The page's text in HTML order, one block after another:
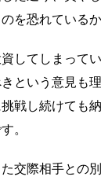
を恐れているか
してしまって
という意見も
戦し続けても
。
交際相手との